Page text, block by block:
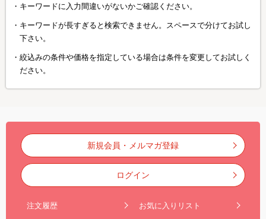
キーワードに入力間違いがないかご確認ください。
キーワードが長すぎると検索できません。スペースで分けてお試し
下さい。
絞込みの条件や価格を指定している場合は条件を変更してお試しく
ださい。
新規会員・メルマガ登録
ログイン
注文履歴 お気に入りリスト